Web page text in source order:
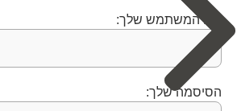
שם המשתמש שלך:
הסיסמה שלך: